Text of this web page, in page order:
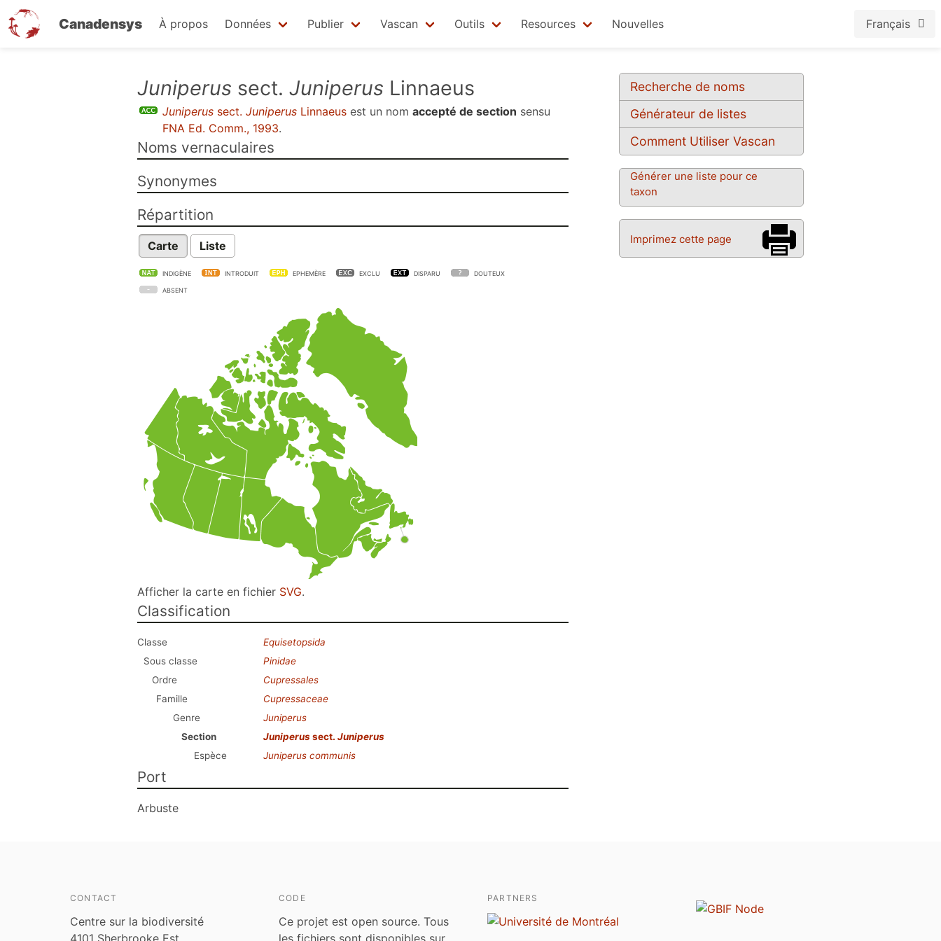
Canadensys À propos Données Publier Vascan Outils Resources Nouvelles Français
Recherche de noms
Générateur de listes
Comment Utiliser Vascan
Générer une liste pour ce
taxon
Imprimez cette page
Juniperus sect. Juniperus Linnaeus
Juniperus sect. Juniperus Linnaeus est un nom accepté de section sensu
FNA Ed. Comm., 1993.
Noms vernaculaires
Synonymes
Répartition
Carte Liste
INDIGÈNE INTRODUIT EPHEMÈRE EXCLU DISPARU DOUTEUX
ABSENT
Afficher la carte en fichier SVG.
Classification
Classe
Equisetopsida
Sous classe
Pinidae
Ordre
Cupressales
Famille
Cupressaceae
Genre
Juniperus
Section
Juniperus sect. Juniperus
Espèce
Juniperus communis
Port
Arbuste
CONTACT
Centre sur la biodiversité
4101 Sherbrooke Est
CODE
Ce projet est open source. Tous
les fichiers sont disponibles sur
PARTNERS